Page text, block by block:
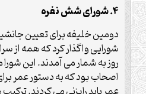
4. شورای شش نفره
دومین خلیفه برای تعیین
شورایی واگذار کرد که همه از
روز به شمار می آمدند. این
اصحاب بود که به دستور عمر